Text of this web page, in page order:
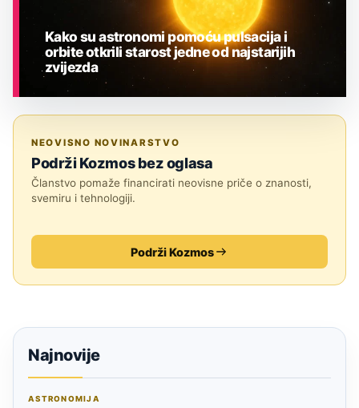
Kako su astronomi pomoću pulsacija i
orbite otkrili starost jedne od najstarijih
zvijezda
NEOVISNO NOVINARSTVO
Podrži Kozmos bez oglasa
Članstvo pomaže financirati neovisne priče o znanosti,
svemiru i tehnologiji.
Podrži Kozmos
Najnovije
ASTRONOMIJA